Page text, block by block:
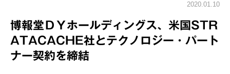
2020.01.10
博報堂ＤＹホールディングス、米国STR
ATACACHE社とテクノロジー・パート
ナー契約を締結